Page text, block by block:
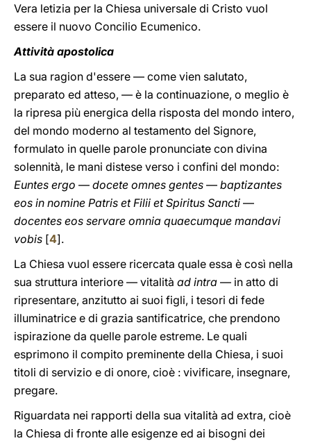
Vera letizia per la Chiesa universale di Cristo vuol
essere il nuovo Concilio Ecumenico.
Attività apostolica
La sua ragion d'essere — come vien salutato,
preparato ed atteso, — è la continuazione, o meglio è
la ripresa più energica della risposta del mondo intero,
del mondo moderno al testamento del Signore,
formulato in quelle parole pronunciate con divina
solennità, le mani distese verso i confini del mondo:
Euntes ergo — docete omnes gentes — baptizantes
eos in nomine Patris et Filii et Spiritus Sancti —
docentes eos servare omnia quaecumque mandavi
vobis [4].
La Chiesa vuol essere ricercata quale essa è così nella
sua struttura interiore — vitalità ad intra — in atto di
ripresentare, anzitutto ai suoi figli, i tesori di fede
illuminatrice e di grazia santificatrice, che prendono
ispirazione da quelle parole estreme. Le quali
esprimono il compito preminente della Chiesa, i suoi
titoli di servizio e di onore, cioè : vivificare, insegnare,
pregare.
Riguardata nei rapporti della sua vitalità ad extra, cioè
la Chiesa di fronte alle esigenze ed ai bisogni dei